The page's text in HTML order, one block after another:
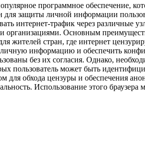
программное обеспечение,
для защиты личной информации
интернет-трафик через различные
Основным
стран, где интернет
информацию и обеспечить
без их согласия. Однако,
пользователь может быть
обхода цензуры и обеспечения
Использование этого браузера